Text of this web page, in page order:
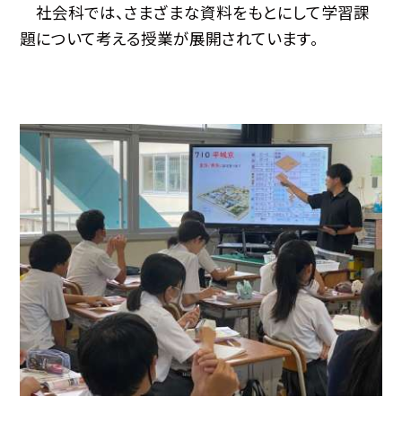
社会科では、さまざまな資料をもとにして学習課
題について考える授業が展開されています。